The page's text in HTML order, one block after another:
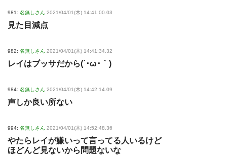
981: 名無しさん 2021/04/01(木) 14:41:00.03
見た目減点
982: 名無しさん 2021/04/01(木) 14:41:34.32
レイはブッサだから(´･ω･｀)
984: 名無しさん 2021/04/01(木) 14:42:14.09
声しか良い所ない
994: 名無しさん 2021/04/01(木) 14:52:48.36
やたらレイが嫌いって言ってる人いるけど
ほどんど見ないから問題ないな